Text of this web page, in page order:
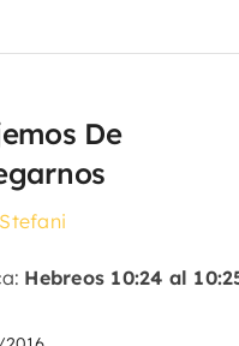
De
Hebreos 10:24 al